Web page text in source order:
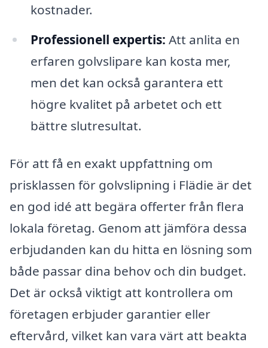
kostnader.
Professionell expertis: Att anlita en
erfaren golvslipare kan kosta mer,
men det kan också garantera ett
högre kvalitet på arbetet och ett
bättre slutresultat.
För att få en exakt uppfattning om
prisklassen för golvslipning i Flädie är det
en god idé att begära offerter från flera
lokala företag. Genom att jämföra dessa
erbjudanden kan du hitta en lösning som
både passar dina behov och din budget.
Det är också viktigt att kontrollera om
företagen erbjuder garantier eller
eftervård, vilket kan vara värt att beakta